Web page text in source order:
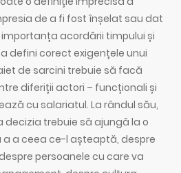
de a fi fost înșelat sau dat
acordării timpului și
defini corect exigențele unui
de sarcini trebuie să facă
diferiții actori – funcționali și
cu salariatul. La rândul său,
trebuie să ajungă la o
a ceea ce-l așteaptă, despre
persoanele cu care va